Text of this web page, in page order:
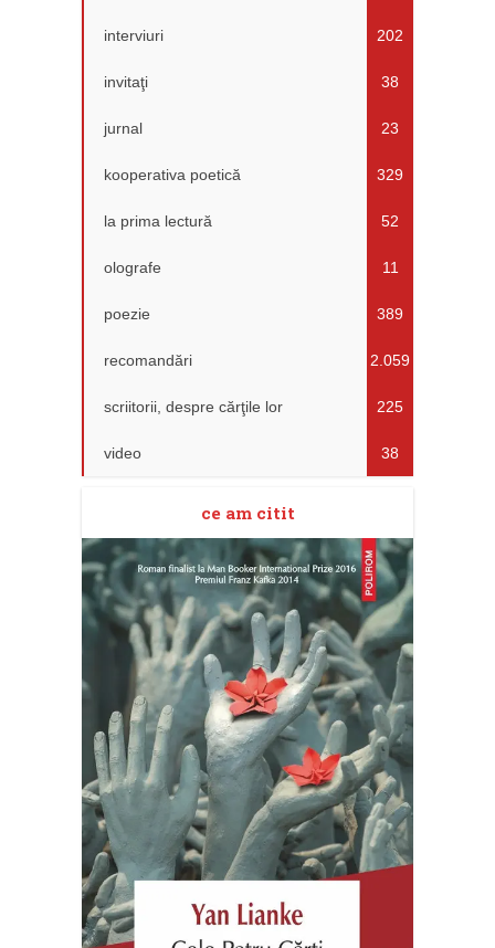
interviuri 202
invitaţi 38
jurnal 23
kooperativa poetică 329
la prima lectură 52
olografe 11
poezie 389
recomandări 2.059
scriitorii, despre cărţile lor 225
video 38
ce am citit